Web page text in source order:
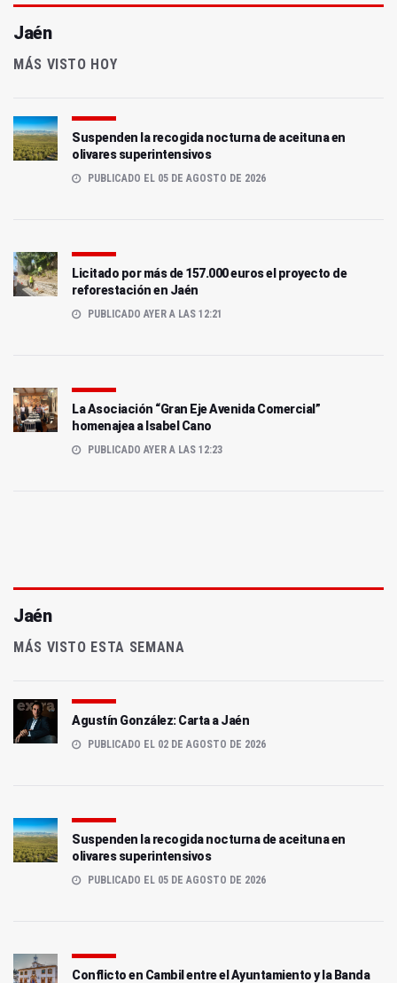
Jaén
MÁS VISTO HOY
Suspenden la recogida nocturna de aceituna en
olivares superintensivos
PUBLICADO EL 05 DE AGOSTO DE 2026
Licitado por más de 157.000 euros el proyecto de
reforestación en Jaén
PUBLICADO AYER A LAS 12:21
La Asociación “Gran Eje Avenida Comercial”
homenajea a Isabel Cano
PUBLICADO AYER A LAS 12:23
Jaén
MÁS VISTO ESTA SEMANA
Agustín González: Carta a Jaén
PUBLICADO EL 02 DE AGOSTO DE 2026
Suspenden la recogida nocturna de aceituna en
olivares superintensivos
PUBLICADO EL 05 DE AGOSTO DE 2026
Conflicto en Cambil entre el Ayuntamiento y la Banda